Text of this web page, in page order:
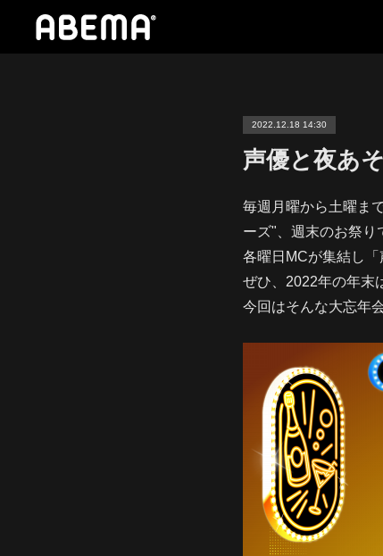
2022.12.18 14:30
声優と夜あ
毎週月曜から土曜ま
ーズ"、週末のお祭り
各曜日MCが集結し「
ぜひ、2022年の年末
今回はそんな大忘年